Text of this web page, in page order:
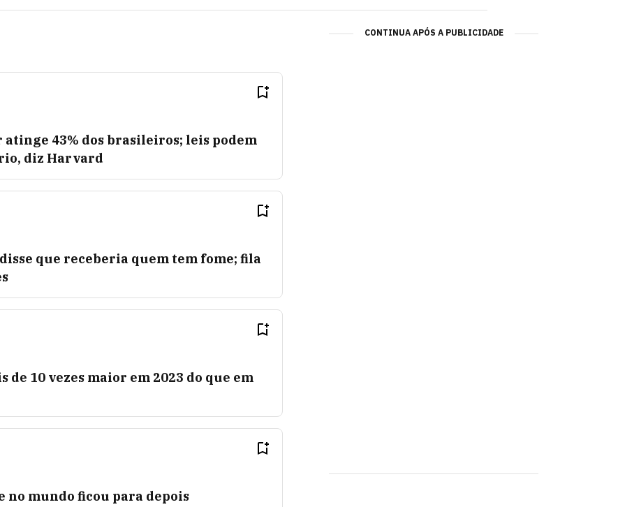
43% dos brasileiros; leis podem
diz Harvard
que receberia quem tem fome; fila
de 10 vezes maior em 2023 do que em
no mundo ficou para depois
CONTINUA APÓS A PUBLICIDADE